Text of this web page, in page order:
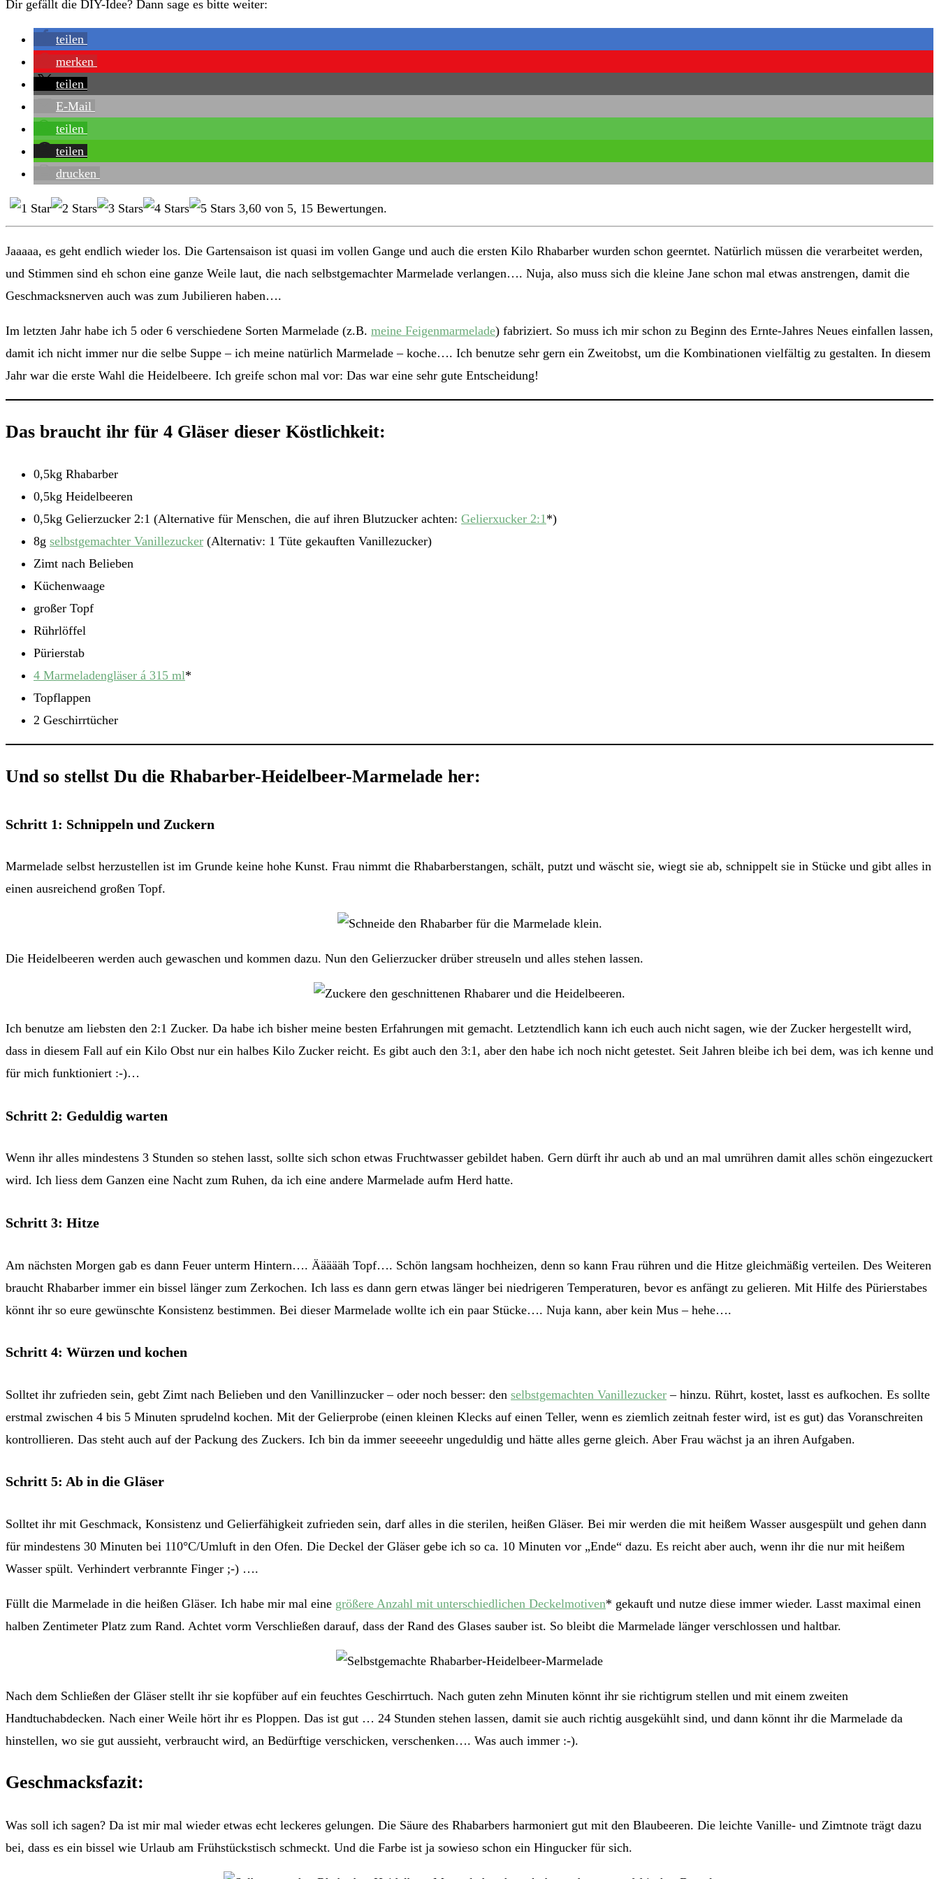
Dir gefällt die DIY-Idee? Dann sage es bitte weiter:
teilen
merken
teilen
E-Mail
teilen
teilen
drucken
3,60 von 5, 15 Bewertungen.
Jaaaaa, es geht endlich wieder los. Die Gartensaison ist quasi im vollen Gange und auch die ersten Kilo Rhabarber wurden schon geerntet. Natürlich müssen die verarbeitet werden,
und Stimmen sind eh schon eine ganze Weile laut, die nach selbstgemachter Marmelade verlangen…. Nuja, also muss sich die kleine Jane schon mal etwas anstrengen, damit die
Geschmacksnerven auch was zum Jubilieren haben….
Im letzten Jahr habe ich 5 oder 6 verschiedene Sorten Marmelade (z.B. meine Feigenmarmelade) fabriziert. So muss ich mir schon zu Beginn des Ernte-Jahres Neues einfallen lassen,
damit ich nicht immer nur die selbe Suppe – ich meine natürlich Marmelade – koche…. Ich benutze sehr gern ein Zweitobst, um die Kombinationen vielfältig zu gestalten. In diesem
Jahr war die erste Wahl die Heidelbeere. Ich greife schon mal vor: Das war eine sehr gute Entscheidung!
Das braucht ihr für 4 Gläser dieser Köstlichkeit:
0,5kg Rhabarber
0,5kg Heidelbeeren
0,5kg Gelierzucker 2:1 (Alternative für Menschen, die auf ihren Blutzucker achten: Gelierxucker 2:1*)
8g selbstgemachter Vanillezucker (Alternativ: 1 Tüte gekauften Vanillezucker)
Zimt nach Belieben
Küchenwaage
großer Topf
Rührlöffel
Pürierstab
4 Marmeladengläser á 315 ml*
Topflappen
2 Geschirrtücher
Und so stellst Du die Rhabarber-Heidelbeer-Marmelade her:
Schritt 1: Schnippeln und Zuckern
Marmelade selbst herzustellen ist im Grunde keine hohe Kunst. Frau nimmt die Rhabarberstangen, schält, putzt und wäscht sie, wiegt sie ab, schnippelt sie in Stücke und gibt alles in
einen ausreichend großen Topf.
Die Heidelbeeren werden auch gewaschen und kommen dazu. Nun den Gelierzucker drüber streuseln und alles stehen lassen.
Ich benutze am liebsten den 2:1 Zucker. Da habe ich bisher meine besten Erfahrungen mit gemacht. Letztendlich kann ich euch auch nicht sagen, wie der Zucker hergestellt wird,
dass in diesem Fall auf ein Kilo Obst nur ein halbes Kilo Zucker reicht. Es gibt auch den 3:1, aber den habe ich noch nicht getestet. Seit Jahren bleibe ich bei dem, was ich kenne und
für mich funktioniert :-)…
Schritt 2: Geduldig warten
Wenn ihr alles mindestens 3 Stunden so stehen lasst, sollte sich schon etwas Fruchtwasser gebildet haben. Gern dürft ihr auch ab und an mal umrühren damit alles schön eingezuckert
wird. Ich liess dem Ganzen eine Nacht zum Ruhen, da ich eine andere Marmelade aufm Herd hatte.
Schritt 3: Hitze
Am nächsten Morgen gab es dann Feuer unterm Hintern…. Äääääh Topf…. Schön langsam hochheizen, denn so kann Frau rühren und die Hitze gleichmäßig verteilen. Des Weiteren
braucht Rhabarber immer ein bissel länger zum Zerkochen. Ich lass es dann gern etwas länger bei niedrigeren Temperaturen, bevor es anfängt zu gelieren. Mit Hilfe des Pürierstabes
könnt ihr so eure gewünschte Konsistenz bestimmen. Bei dieser Marmelade wollte ich ein paar Stücke…. Nuja kann, aber kein Mus – hehe….
Schritt 4: Würzen und kochen
Solltet ihr zufrieden sein, gebt Zimt nach Belieben und den Vanillinzucker – oder noch besser: den selbstgemachten Vanillezucker – hinzu. Rührt, kostet, lasst es aufkochen. Es sollte
erstmal zwischen 4 bis 5 Minuten sprudelnd kochen. Mit der Gelierprobe (einen kleinen Klecks auf einen Teller, wenn es ziemlich zeitnah fester wird, ist es gut) das Voranschreiten
kontrollieren. Das steht auch auf der Packung des Zuckers. Ich bin da immer seeeeehr ungeduldig und hätte alles gerne gleich. Aber Frau wächst ja an ihren Aufgaben.
Schritt 5: Ab in die Gläser
Solltet ihr mit Geschmack, Konsistenz und Gelierfähigkeit zufrieden sein, darf alles in die sterilen, heißen Gläser. Bei mir werden die mit heißem Wasser ausgespült und gehen dann
für mindestens 30 Minuten bei 110°C/Umluft in den Ofen. Die Deckel der Gläser gebe ich so ca. 10 Minuten vor „Ende“ dazu. Es reicht aber auch, wenn ihr die nur mit heißem
Wasser spült. Verhindert verbrannte Finger ;-) ….
Füllt die Marmelade in die heißen Gläser. Ich habe mir mal eine größere Anzahl mit unterschiedlichen Deckelmotiven* gekauft und nutze diese immer wieder. Lasst maximal einen
halben Zentimeter Platz zum Rand. Achtet vorm Verschließen darauf, dass der Rand des Glases sauber ist. So bleibt die Marmelade länger verschlossen und haltbar.
Nach dem Schließen der Gläser stellt ihr sie kopfüber auf ein feuchtes Geschirrtuch. Nach guten zehn Minuten könnt ihr sie richtigrum stellen und mit einem zweiten
Handtuchabdecken. Nach einer Weile hört ihr es Ploppen. Das ist gut … 24 Stunden stehen lassen, damit sie auch richtig ausgekühlt sind, und dann könnt ihr die Marmelade da
hinstellen, wo sie gut aussieht, verbraucht wird, an Bedürftige verschicken, verschenken…. Was auch immer :-).
Geschmacksfazit:
Was soll ich sagen? Da ist mir mal wieder etwas echt leckeres gelungen. Die Säure des Rhabarbers harmoniert gut mit den Blaubeeren. Die leichte Vanille- und Zimtnote trägt dazu
bei, dass es ein bissel wie Urlaub am Frühstückstisch schmeckt. Und die Farbe ist ja sowieso schon ein Hingucker für sich.